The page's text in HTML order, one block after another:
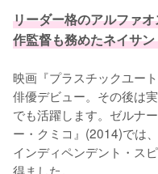
リーダー格のアルファ
作監督も務めたネイサ
映画『プラスチックユー
俳優デビュー。その後は
でも活躍します。ゼルナ
ー・クミコ』(2014)では
インディペンデント・ス
得ました。